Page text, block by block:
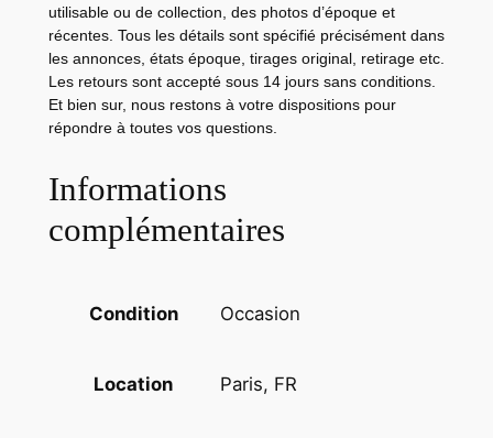
e
l
g
i
q
e
2
utilisable ou de collection, des photos d’époque et
récentes. Tous les détails sont spécifié précisément dans
les annonces, états époque, tirages original, retirage etc.
Les retours sont accepté sous 14 jours sans conditions.
Et bien sur, nous restons à votre dispositions pour
répondre à toutes vos questions.
Informations
complémentaires
Condition Occasion
Location Paris, FR